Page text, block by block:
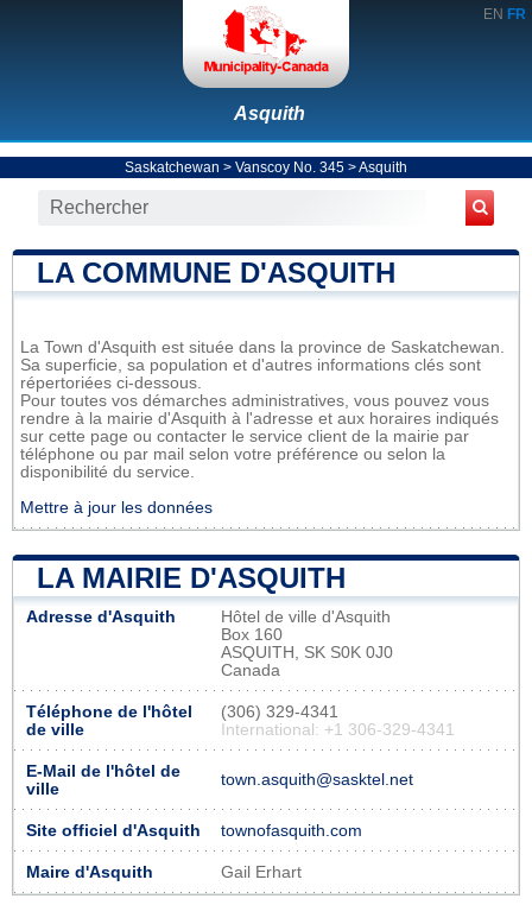
EN FR
Asquith
Saskatchewan > Vanscoy No. 345 >Asquith
LA COMMUNE D'ASQUITH
La Town d'Asquith est située dans la province de Saskatchewan.
Sa superficie, sa population et d'autres informations clés sont
répertoriées ci-dessous.
Pour toutes vos démarches administratives, vous pouvez vous
rendre à la mairie d'Asquith à l'adresse et aux horaires indiqués
sur cette page ou contacter le service client de la mairie par
téléphone ou par mail selon votre préférence ou selon la
disponibilité du service.
Mettre à jour les données
LA MAIRIE D'ASQUITH
Adresse d'Asquith
Hôtel de ville d'Asquith
Box 160
ASQUITH, SK S0K 0J0
Canada
Téléphone de l'hôtel
de ville
(306) 329-4341
International: +1 306-329-4341
E-Mail de l'hôtel de
ville
town.asquith@sasktel.net
Site officiel d'Asquith townofasquith.com
Maire d'Asquith Gail Erhart